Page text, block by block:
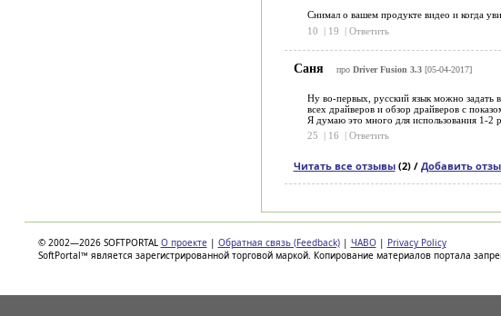
Снимал о вашем продукте видео и когда
10
| 19 | Ответить
Саня про Driver Fusion 3.3[05-04-2017]
Ну во-первых, русский язык можно задать
всех драйверов и обзор драйверов с
Я думаю это много для использования 1-2
25
| 16 | Ответить
Читать все отзывы(2) / Добавить
© 2002—2026 SOFTPORTAL О проекте | Обратная связь (Feedback) | ЧАВО | Privacy Policy
SoftPortal™ является зарегистрированной торговой маркой. Копирование материалов портала